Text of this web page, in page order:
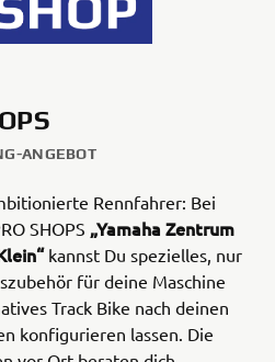
ANGEBOT
Rennfahrer: Bei
SHOPS „Yamaha Zentrum
kannst Du spezielles, nur
für deine Maschine
Track Bike nach deinen
konfigurieren lassen. Die